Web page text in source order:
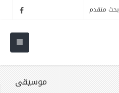
بحث متقدم
موسيقى